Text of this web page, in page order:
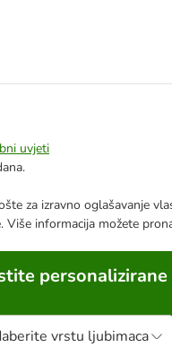
uvjeti
za izravno oglašavanje
informacija možete
vrstu ljubimaca